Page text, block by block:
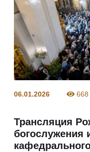
06.01.2026 668
Трансляция
богослужения